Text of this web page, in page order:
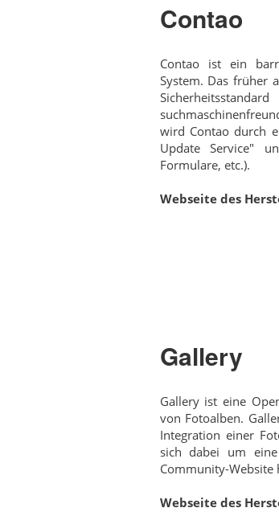
Contao
Contao ist ein
System. Das früher
wird Contao durch
Update Service"
Formulare, etc.).
Webseite des
Gallery
Gallery ist eine
von Fotoalben.
Integration einer
sich dabei um
Community-Website
Webseite des